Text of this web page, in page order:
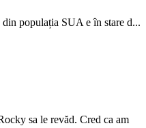
populația SUA e în stare d...
sa le revăd. Cred ca am